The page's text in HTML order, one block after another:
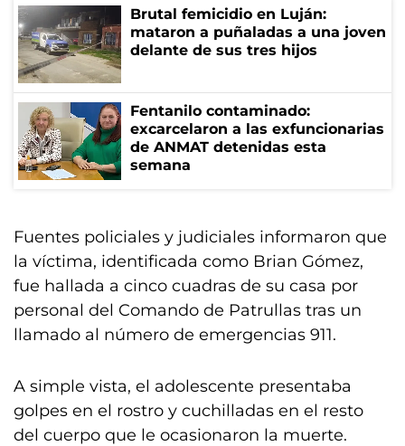
Brutal femicidio en Luján:
mataron a puñaladas a una joven
delante de sus tres hijos
Fentanilo contaminado:
excarcelaron a las exfuncionarias
de ANMAT detenidas esta
semana
Fuentes policiales y judiciales informaron que
la víctima, identificada como Brian Gómez,
fue hallada a cinco cuadras de su casa por
personal del Comando de Patrullas tras un
llamado al número de emergencias 911.
A simple vista, el adolescente presentaba
golpes en el rostro y cuchilladas en el resto
del cuerpo que le ocasionaron la muerte.